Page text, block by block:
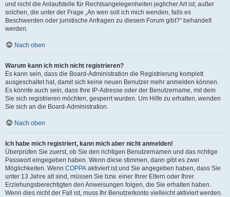
und nicht die Anlaufstelle für Rechtsangelegenheiten jeglicher Art ist; außer
solchen, die unter der Frage „An wen soll ich mich wenden, falls es
Beschwerden oder juristische Anfragen zu diesem Forum gibt?“ behandelt
werden.
Nach oben
Warum kann ich mich nicht registrieren?
Es kann sein, dass die Board-Administration die Registrierung komplett
ausgeschaltet hat, damit sich keine neuen Benutzer mehr anmelden können.
Es könnte auch sein, dass Ihre IP-Adresse oder der Benutzername, mit dem
Sie sich registrieren möchten, gesperrt wurden. Um Hilfe zu erhalten, wenden
Sie sich an die Board-Administration.
Nach oben
Ich habe mich registriert, kann mich aber nicht anmelden!
Überprüfen Sie zuerst, ob Sie den richtigen Benutzernamen und das richtige
Passwort eingegeben haben. Wenn diese stimmen, dann gibt es zwei
Möglichkeiten. Wenn COPPA aktiviert ist und Sie angegeben haben, dass Sie
unter 13 Jahre alt sind, müssen Sie bzw. einer Ihrer Eltern oder Ihrer
Erziehungsberechtigten den Anweisungen folgen, die Sie erhalten haben.
Wenn dies nicht der Fall ist, muss Ihr Benutzerkonto vielleicht aktiviert werden.